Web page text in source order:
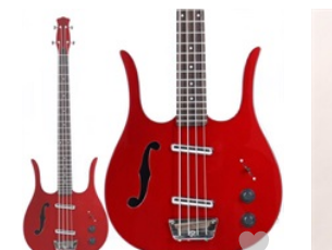
キーボード
DJ機器
中古